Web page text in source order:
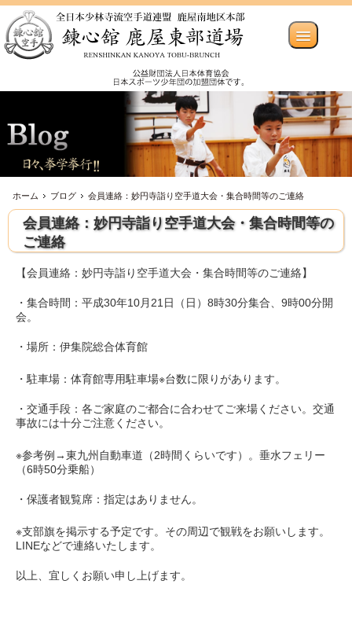
ホーム ブログ 会員連絡：妙円寺詣り空手道大会・集合時間等のご連絡
会員連絡：妙円寺詣り空手道大会・集合時間等の
ご連絡
【会員連絡：妙円寺詣り空手道大会・集合時間等のご連絡】
・集合時間：平成30年10月21日（日）8時30分集合、9時00分開
会。
・場所：伊集院総合体育館
・駐車場：体育館専用駐車場※台数に限りがあります。
・交通手段：各ご家庭のご都合に合わせてご来場ください。交通
事故には十分ご注意ください。
※参考例→東九州自動車道（2時間くらいです）。垂水フェリー
（6時50分乗船）
・保護者観覧席：指定はありません。
※支部旗を掲示する予定です。その周辺で観戦をお願いします。
LINEなどで連絡いたします。
以上、宜しくお願い申し上げます。